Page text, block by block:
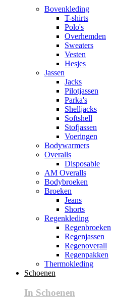
Bovenkleding
T-shirts
Polo's
Overhemden
Sweaters
Vesten
Hesjes
Jassen
Jacks
Pilotjassen
Parka's
Shelljacks
Softshell
Stofjassen
Voeringen
Bodywarmers
Overalls
Disposable
AM Overalls
Bodybroeken
Broeken
Jeans
Shorts
Regenkleding
Regenbroeken
Regenjassen
Regenoverall
Regenpakken
Thermokleding
Schoenen
In Schoenen